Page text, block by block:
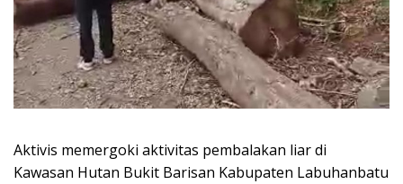
Aktivis memergoki aktivitas pembalakan liar di
Kawasan Hutan Bukit Barisan Kabupaten Labuhanbatu